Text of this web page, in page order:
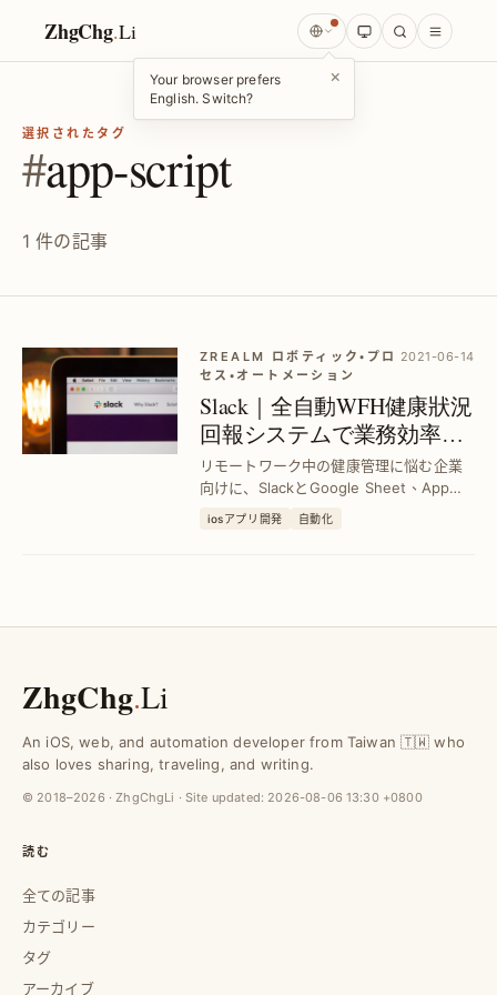
ZhgChg.Li
Your browser prefers
English. Switch?
×
選択されたタグ
#app-script
1 件の記事
ZREALM ロボティック・プロ
セス・オートメーション
2021-06-14
Slack｜全自動WFH健康狀況
回報システムで業務効率化
｜Google Sheet×App Script連
携
リモートワーク中の健康管理に悩む企業
向けに、SlackとGoogle Sheet、App
Scriptを活用した自動化システムを構築。
iosアプリ開発 自動化
ZhgChg.Li
An iOS, web, and automation developer from Taiwan 🇹🇼 who
also loves sharing, traveling, and writing.
© 2018–2026 · ZhgChgLi · Site updated: 2026-08-06 13:30 +0800
読む
全ての記事
カテゴリー
タグ
アーカイブ